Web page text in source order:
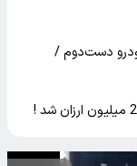
دست‌دوم /